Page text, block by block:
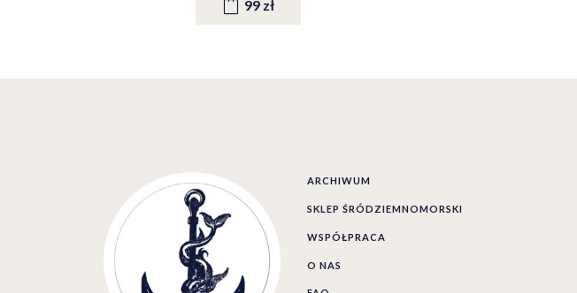
99 zł
ARCHIWUM
SKLEP ŚRÓDZIEMNOMORSKI
WSPÓŁPRACA
O NAS